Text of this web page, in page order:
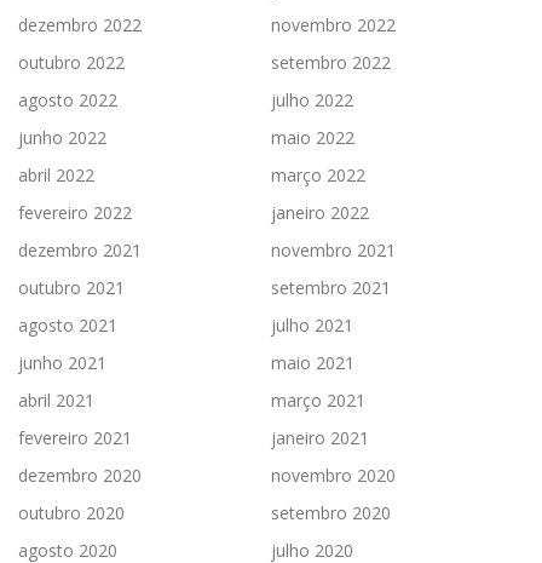
dezembro 2022
novembro 2022
outubro 2022
setembro 2022
agosto 2022
julho 2022
junho 2022
maio 2022
abril 2022
março 2022
fevereiro 2022
janeiro 2022
dezembro 2021
novembro 2021
outubro 2021
setembro 2021
agosto 2021
julho 2021
junho 2021
maio 2021
abril 2021
março 2021
fevereiro 2021
janeiro 2021
dezembro 2020
novembro 2020
outubro 2020
setembro 2020
agosto 2020
julho 2020